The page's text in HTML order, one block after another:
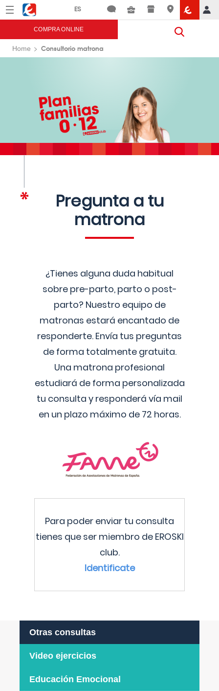
Menú Eroski
COMPRA ONLINE
Home Consultorio matrona
Pregunta a tu
matrona
¿Tienes alguna duda habitual
sobre pre-parto, parto o post-
parto? Nuestro equipo de
matronas estará encantado de
responderte. Envía tus preguntas
de forma totalmente gratuita.
Una matrona profesional
estudiará de forma personalizada
tu consulta y responderá vía mail
en un plazo máximo de 72 horas.
Para poder enviar tu consulta
tienes que ser miembro de EROSKI
club.
Identificate
Otras consultas
Video ejercicios
Educación Emocional